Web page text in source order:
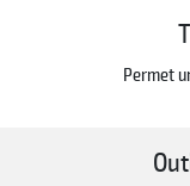
Permet